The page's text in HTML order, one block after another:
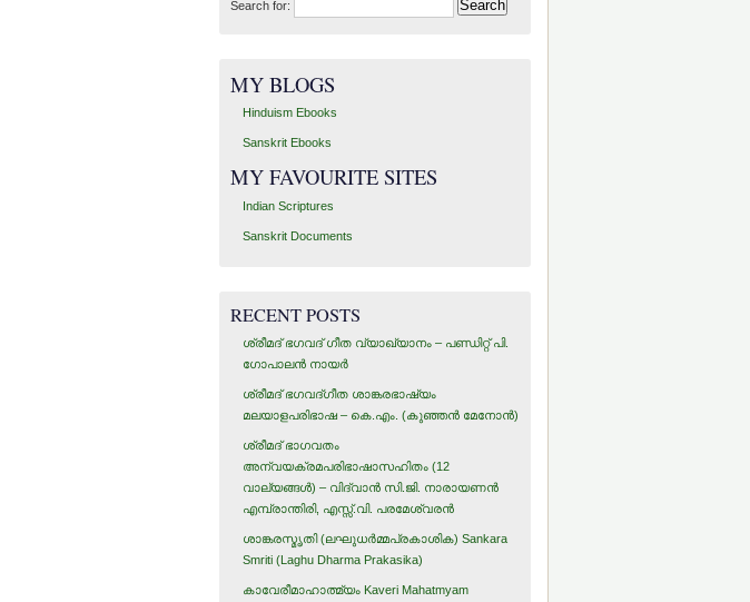
Search for:
MY BLOGS
Hinduism Ebooks
Sanskrit Ebooks
MY FAVOURITE SITES
Indian Scriptures
Sanskrit Documents
RECENT POSTS
ശ്രീമദ് ഭഗവദ് ഗീത വ്യാഖ്യാനം – പണ്ഡിറ്റ് പി.
ഗോപാലന്‍ നായര്‍
ശ്രീമദ് ഭഗവദ്ഗീത ശാങ്കരഭാഷ്യം
മലയാളപരിഭാഷ – കെ.എം. (കുഞ്ഞന്‍ മേനോന്‍)
ശ്രീമദ് ഭാഗവതം
അന്വയക്രമപരിഭാഷാസഹിതം (12
വാല്യങ്ങള്‍) – വിദ്വാന്‍ സി.ജി. നാരായണന്‍
എമ്പ്രാന്തിരി, എസ്സ്.വി. പരമേശ്വരന്‍
ശാങ്കരസ്മൃതി (ലഘുധര്‍മ്മപ്രകാശിക) Sankara
Smriti (Laghu Dharma Prakasika)
കാവേരീമാഹാത്മ്യം Kaveri Mahatmyam